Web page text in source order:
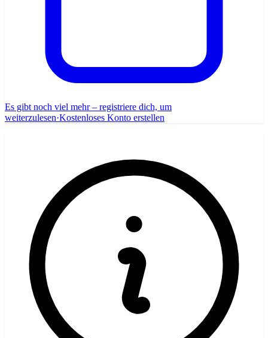
Es gibt noch viel mehr – registriere dich, um
weiterzulesen·Kostenloses Konto erstellen